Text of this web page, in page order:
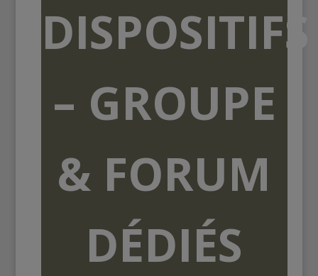
DISPOSITIFS
– GROUPE
& FORUM
DÉDIÉS